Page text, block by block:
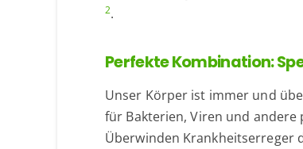
2.
Perfekte Kombination:
Unser Körper ist immer und
für Bakterien, Viren und
Überwinden Krankheitserreger